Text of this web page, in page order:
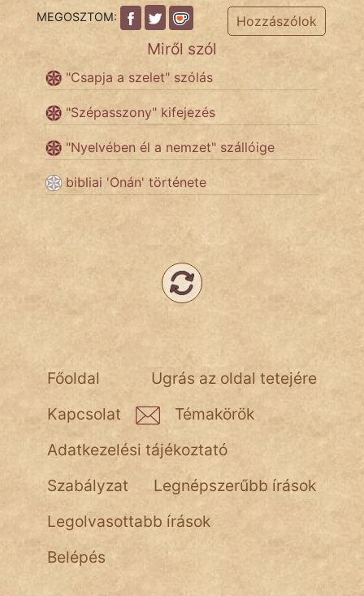
Hunor
Láron Ádám
mikkamakka
vörös ördög
pszichopati
szegény legény
Hoffer Botond
szemfüles
MEGOSZTOM: Hozzászólok
Miről szól
"Csapja a szelet" szólás
"Szépasszony" kifejezés
"Nyelvében él a nemzet" szállóige
bibliai 'Onán' története
Ugrás az oldal tetejére
Főoldal
Kapcsolat
Témakörök
Adatkezelési tájékoztató
Szabályzat
Legnépszerűbb írások
Legolvasottabb írások
Belépés